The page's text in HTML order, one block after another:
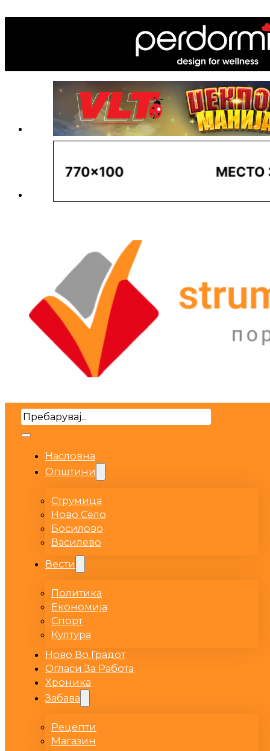
Search
Насловна
Општини
Струмица
Ново Село
Босилово
Василево
Вести
Политика
Економија
Спорт
Култура
Ново Во Градот
Огласи За Работа
Хроника
Забава
Рецепти
Магазин